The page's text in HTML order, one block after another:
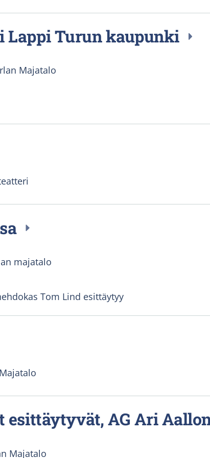
Turun kaupunki
Majatalo
majatalo
Tom Lind esittäytyy
esittäytyvät, AG Ari
Majatalo